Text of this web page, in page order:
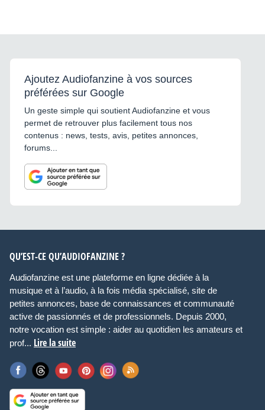
Ajoutez Audiofanzine à vos sources
préférées sur Google
Un geste simple qui soutient Audiofanzine et vous
permet de retrouver plus facilement tous nos
contenus : news, tests, avis, petites annonces,
forums...
QU’EST-CE QU’AUDIOFANZINE ?
Audiofanzine est une plateforme en ligne dédiée à la
musique et à l’audio, à la fois média spécialisé, site de
petites annonces, base de connaissances et communauté
active de passionnés et de professionnels. Depuis 2000,
notre vocation est simple : aider au quotidien les amateurs et
prof... Lire la suite